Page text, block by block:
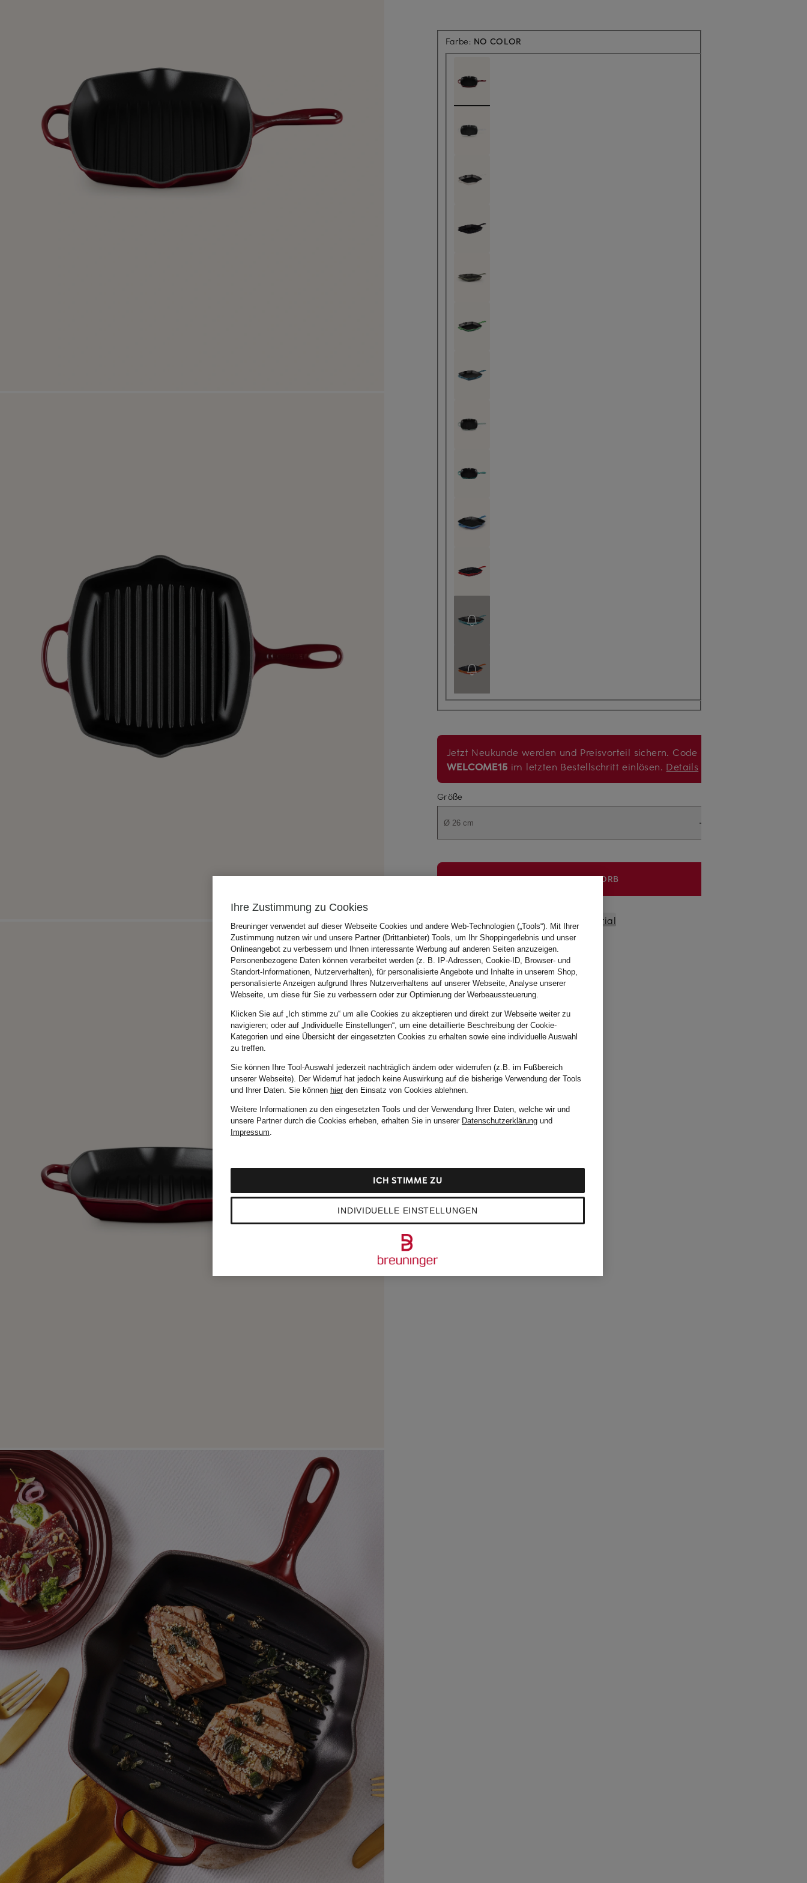
Farbe: NO COLOR
Jetzt Neukunde werden und Preisvorteil sichern. Code
WELCOME15 im letzten Bestellschritt einlösen. Details
Größe
Ø 26 cm
IN DEN WARENKORB
Zu Beschreibung, Maßen und Material
Ihre Zustimmung zu Cookies
Breuninger verwendet auf dieser Webseite Cookies und andere Web-Technologien („Tools“). Mit Ihrer
Zustimmung nutzen wir und unsere Partner (Drittanbieter) Tools, um Ihr Shoppingerlebnis und unser
Onlineangebot zu verbessern und Ihnen interessante Werbung auf anderen Seiten anzuzeigen.
Personenbezogene Daten können verarbeitet werden (z. B. IP-Adressen, Cookie-ID, Browser- und
Standort-Informationen, Nutzerverhalten), für personalisierte Angebote und Inhalte in unserem Shop,
personalisierte Anzeigen aufgrund Ihres Nutzerverhaltens auf unserer Webseite, Analyse unserer
Webseite, um diese für Sie zu verbessern oder zur Optimierung der Werbeaussteuerung.
Klicken Sie auf „Ich stimme zu“ um alle Cookies zu akzeptieren und direkt zur Webseite weiter zu
navigieren; oder auf „Individuelle Einstellungen“, um eine detaillierte Beschreibung der Cookie-
Kategorien und eine Übersicht der eingesetzten Cookies zu erhalten sowie eine individuelle Auswahl
zu treffen.
Sie können Ihre Tool-Auswahl jederzeit nachträglich ändern oder widerrufen (z.B. im Fußbereich
unserer Webseite). Der Widerruf hat jedoch keine Auswirkung auf die bisherige Verwendung der Tools
und Ihrer Daten. Sie können hierden Einsatz von Cookies ablehnen.
Weitere Informationen zu den eingesetzten Tools und der Verwendung Ihrer Daten, welche wir und
unsere Partner durch die Cookies erheben, erhalten Sie in unserer Datenschutzerklärung und
Impressum.
INDIVIDUELLE EINSTELLUNGEN
ICH STIMME ZU